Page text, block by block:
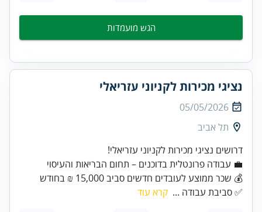
הגש מועמדות
נציגי מכירות לקניוני עזריאלי
05/05/2026
תל אביב
דרושים נציגי מכירות לקניוני עזריאלי!
💼 עבודה פרונטלית בדוכנים – תחום הבריאות והעיסוי
💰 שכר ממוצע לעובדים חדשים סביב 15,000 ₪ בחודש
✅ סביבת עבודה ... קרא עוד